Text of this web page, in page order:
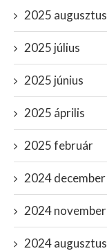
2025 augusztus
2025 július
2025 június
2025 április
2025 február
2024 december
2024 november
2024 augusztus